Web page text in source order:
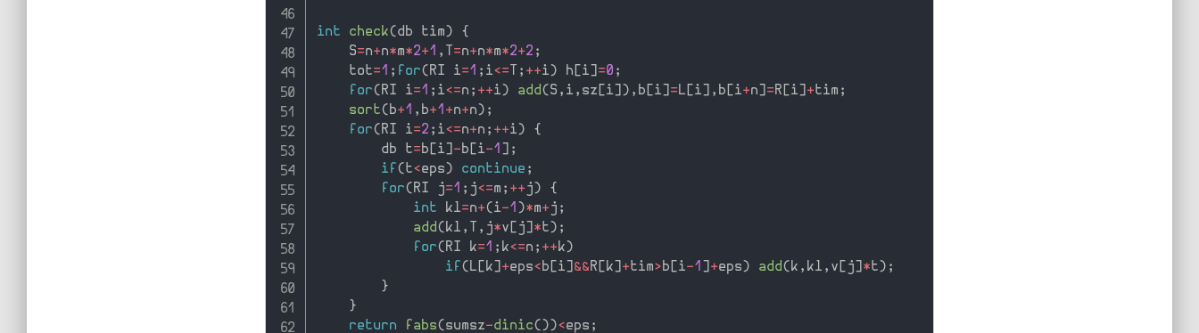
int check( db tim )
{
    S
=n+n*m*2+1 , =n+n*m*2+2 ;
    tot
=1 ; for( RI i=1 ; i<= ; ++i ) h i =0 ;
for( RI i=1 ; i<=n ; ++i ) add ( S , i , sz i ) , b i = L i , b i+n = R i +tim ;
sort( b+1 , b+1 +n+n ) ;
for( RI i=2 ; i<=n+n ; ++i )
{
        db t
= b i - b i-1
;
if ( t<eps ) continue ;
for( RI j=1 ; j<=m ; ++ j )
{
int kl=n+( i-1 )*m+ j ;
add ( kl , , j*v j *t ) ;
for( RI k=1 ; k<=n ; ++ k )
if ( L k +eps< b i && R k +tim> b i-1 +eps ) add ( k , kl , v j *t ) ;
}
}
return
fabs( sumsz-dinic( ) )<eps ;